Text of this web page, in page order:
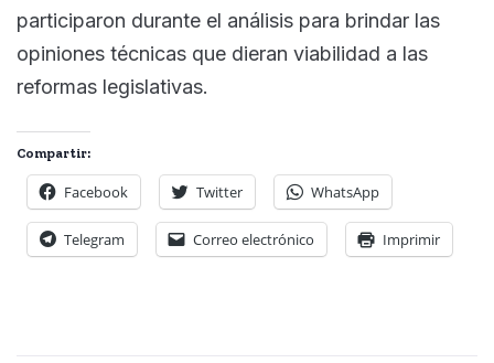
participaron durante el análisis para brindar las
opiniones técnicas que dieran viabilidad a las
reformas legislativas.
Compartir:
Facebook Twitter WhatsApp
Telegram Correo electrónico Imprimir